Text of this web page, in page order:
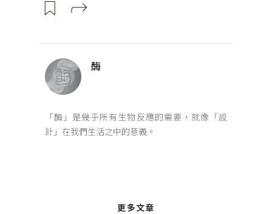
酶
「酶」是幾乎所有生物反應的需要，就像「設
計」在我們生活之中的意義。
更多文章